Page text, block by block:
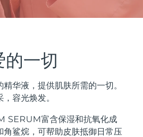
的一切
华液，提供肌肤所需的一切。
容光焕发。
SERUM富含保湿和抗氧化成
角鲨烷，可帮助皮肤抵御日常压
4 套装
massage
紧致提拉
2 套装
toning 预计送达日期8/16/26